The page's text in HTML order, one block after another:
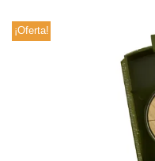
¡Oferta!